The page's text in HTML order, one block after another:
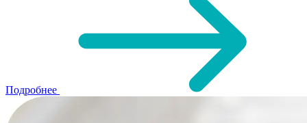
Подробнее